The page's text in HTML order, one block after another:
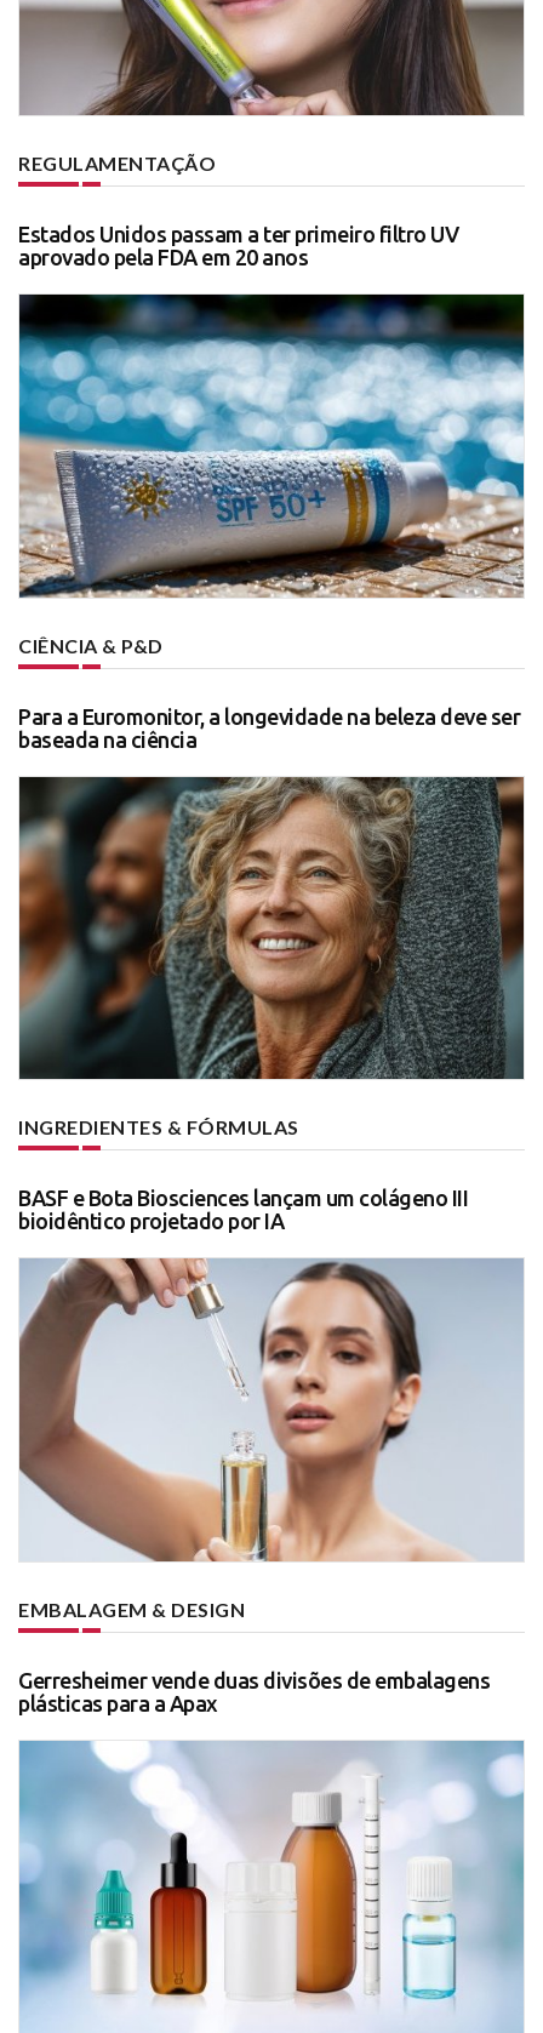
REGULAMENTAÇÃO
Estados Unidos passam a ter primeiro filtro UV
aprovado pela FDA em 20 anos
CIÊNCIA & P&D
Para a Euromonitor, a longevidade na beleza deve ser
baseada na ciência
INGREDIENTES & FÓRMULAS
BASF e Bota Biosciences lançam um colágeno III
bioidêntico projetado por IA
EMBALAGEM & DESIGN
Gerresheimer vende duas divisões de embalagens
plásticas para a Apax